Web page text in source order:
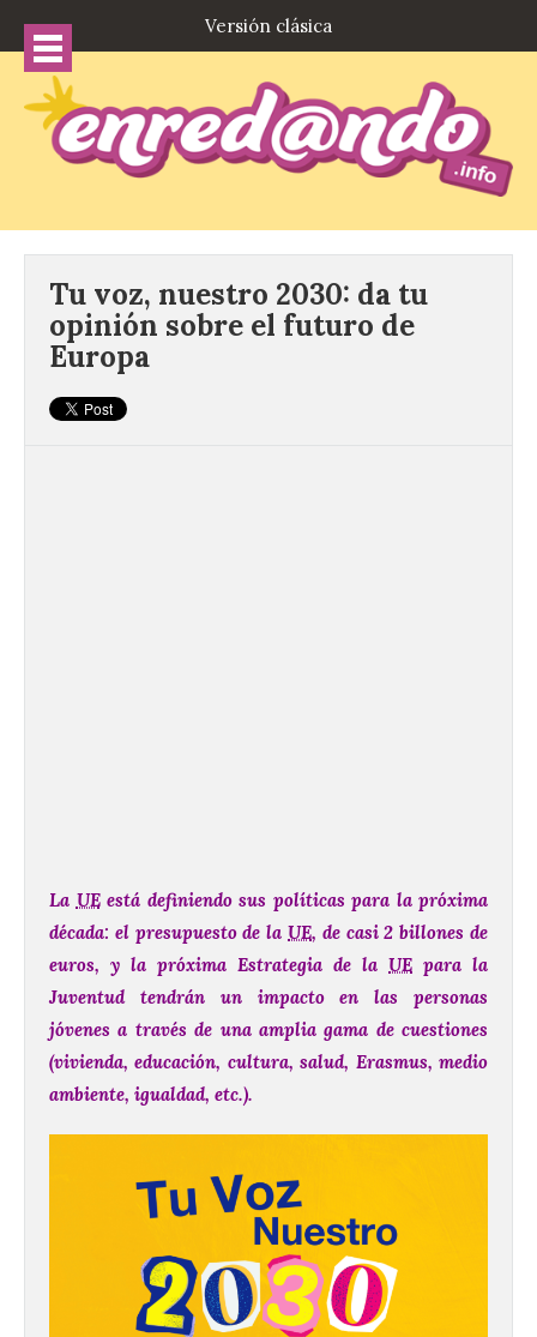
Versión clásica
Tu voz, nuestro 2030: da tu
opinión sobre el futuro de
Europa
La UEestá definiendo sus políticas para la próxima
década: el presupuesto de la UE, de casi 2 billones de
euros, y la próxima Estrategia de la UE para la
Juventud tendrán un impacto en las personas
jóvenes a través de una amplia gama de cuestiones
(vivienda, educación, cultura, salud, Erasmus, medio
ambiente, igualdad, etc.).